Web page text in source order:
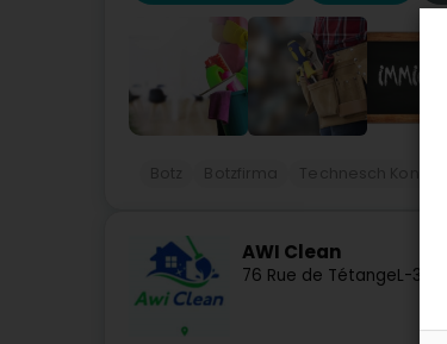
Technesch
AWI Clean
76 Rue de TétangeL-3672